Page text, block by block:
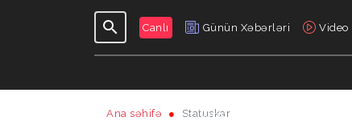
Canlı Günün Xəbərləri Video
GÜNDƏLIK
Ana səhifə Statuskar